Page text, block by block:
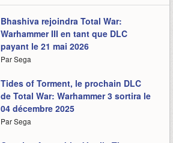
Bhashiva rejoindra Total War:
Warhammer III en tant que DLC
payant le 21 mai 2026
Par Sega
Tides of Torment, le prochain DLC
de Total War: Warhammer 3 sortira le
04 décembre 2025
Par Sega